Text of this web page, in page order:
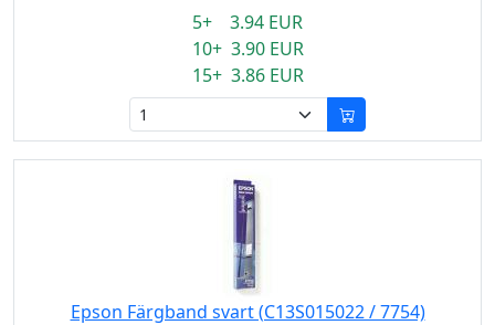
5+ 3.94 EUR
10+ 3.90 EUR
15+ 3.86 EUR
Epson Färgband svart (C13S015022 / 7754)